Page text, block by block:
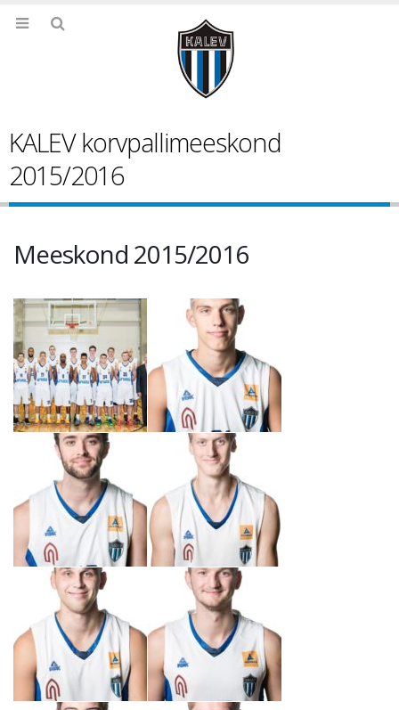
KALEV korvpallimeeskond
2015/2016
Meeskond 2015/2016